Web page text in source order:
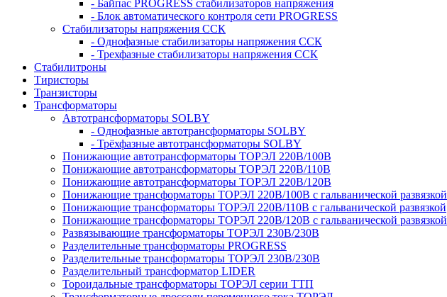
- Байпас PROGRESS стабилизаторов напряжения
- Блок автоматического контроля сети PROGRESS
Стабилизаторы напряжения ССК
- Однофазные стабилизаторы напряжения ССК
- Трехфазные стабилизаторы напряжения ССК
Стабилитроны
Тиристоры
Транзисторы
Трансформаторы
Автотрансформаторы SOLBY
- Однофазные автотрансформаторы SOLBY
- Трёхфазные автотрансформаторы SOLBY
Понижающие автотрансформаторы ТОРЭЛ 220В/100В
Понижающие автотрансформаторы ТОРЭЛ 220В/110В
Понижающие автотрансформаторы ТОРЭЛ 220В/120В
Понижающие трансформаторы ТОРЭЛ 220В/100В с гальванической развязкой
Понижающие трансформаторы ТОРЭЛ 220В/110В с гальванической развязкой
Понижающие трансформаторы ТОРЭЛ 220В/120В с гальванической развязкой
Развязывающие трансформаторы ТОРЭЛ 230В/230В
Разделительные трансформаторы PROGRESS
Разделительные трансформаторы ТОРЭЛ 230В/230В
Разделительный трансформатор LIDER
Тороидальные трансформаторы ТОРЭЛ серии ТТП